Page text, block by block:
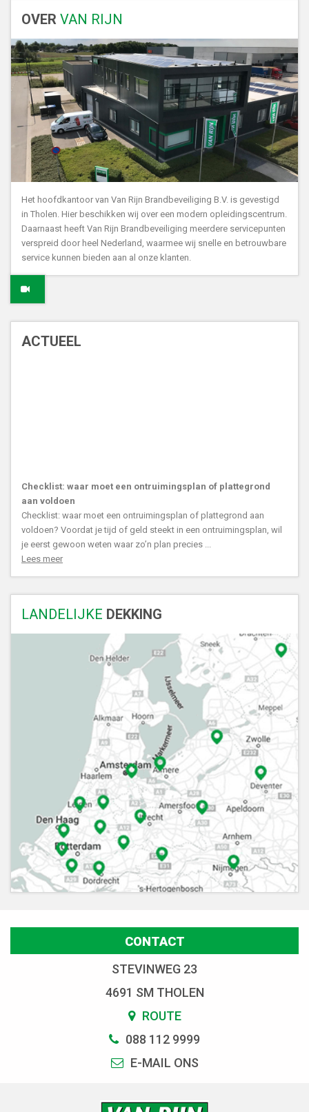
OVER VAN RIJN
Het hoofdkantoor van Van Rijn Brandbeveiliging B.V. is gevestigd
in Tholen. Hier beschikken wij over een modern opleidingscentrum.
Daarnaast heeft Van Rijn Brandbeveiliging meerdere servicepunten
verspreid door heel Nederland, waarmee wij snelle en betrouwbare
service kunnen bieden aan al onze klanten.
ACTUEEL
Checklist: waar moet een ontruimingsplan of plattegrond
aan voldoen
Checklist: waar moet een ontruimingsplan of plattegrond aan
voldoen? Voordat je tijd of geld steekt in een ontruimingsplan, wil
je eerst gewoon weten waar zo’n plan precies ...
Lees meer
LANDELIJKE DEKKING
CONTACT
STEVINWEG 23
4691 SM THOLEN
ROUTE
088 112 9999
E-MAIL ONS